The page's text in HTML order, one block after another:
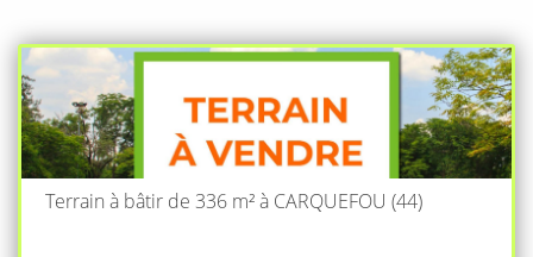
Terrain à bâtir de 336 m² à CARQUEFOU (44)